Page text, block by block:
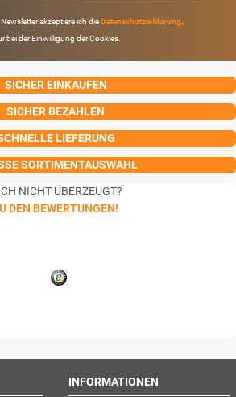
akzeptiere ich dieDatenschutzerklärung
bei der Einwilligung der Cookies.
SICHER EINKAUFEN
SICHER BEZAHLEN
LIEFERUNG
SORTIMENTAUSWAHL
NICHT ÜBERZEUGT?
DEN BEWERTUNGEN!
INFORMATIONEN